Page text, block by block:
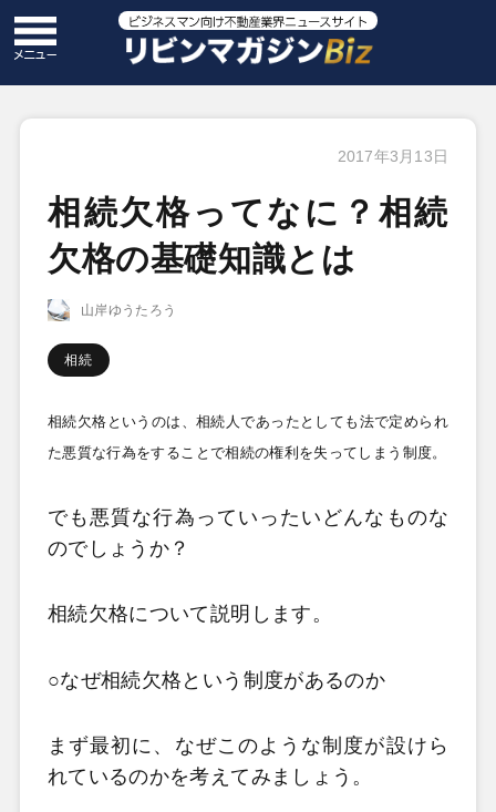
2017年3月13日
相続欠格ってなに？相続
欠格の基礎知識とは
山岸ゆうたろう
相続
相続欠格というのは、相続人であったとしても法で定められ
た悪質な行為をすることで相続の権利を失ってしまう制度。
でも悪質な行為っていったいどんなものな
のでしょうか？
相続欠格について説明します。
○なぜ相続欠格という制度があるのか
まず最初に、なぜこのような制度が設けら
れているのかを考えてみましょう。